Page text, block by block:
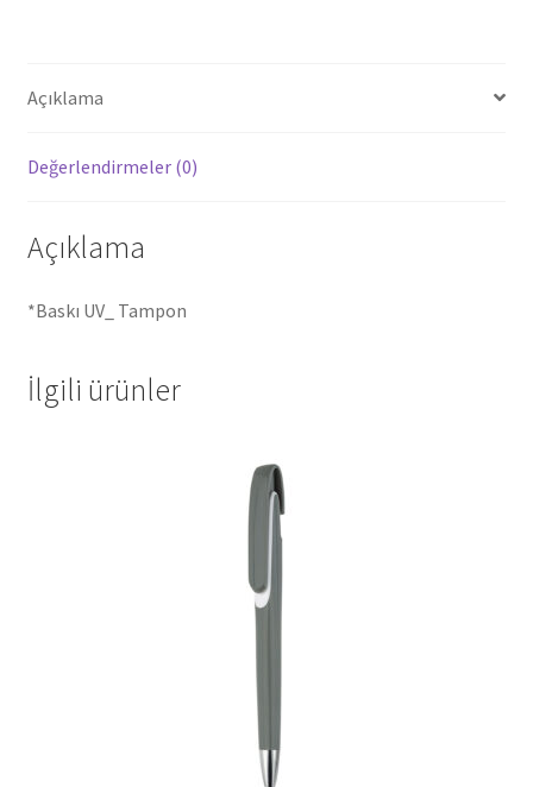
Açıklama
Değerlendirmeler (0)
Açıklama
*Baskı UV_ Tampon
İlgili ürünler